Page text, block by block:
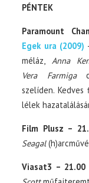
PÉNTEK
Paramount
Egek ura (2009)
méláz, Anna
Vera Farmiga
szelíden.
lélek
Film Plusz –
Seagal
Viasat3 – 21.00